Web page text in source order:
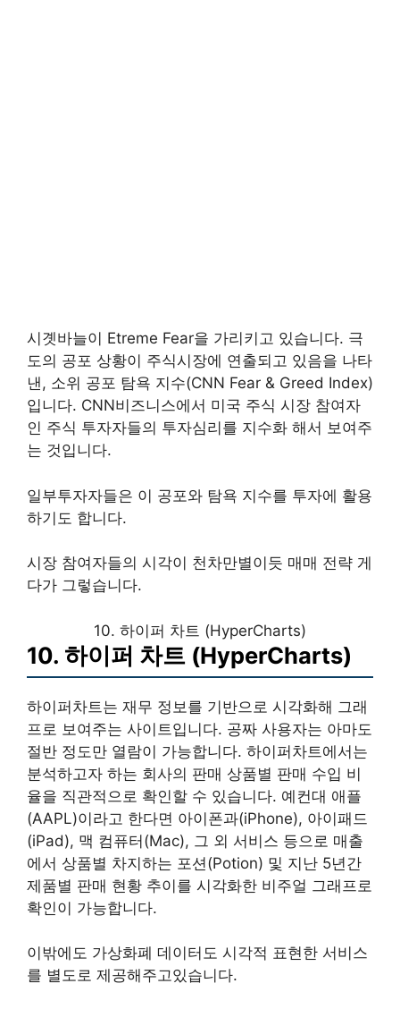
시곗바늘이 Etreme Fear을 가리키고 있습니다. 극
도의 공포 상황이 주식시장에 연출되고 있음을 나타
낸, 소위 공포 탐욕 지수(CNN Fear & Greed Index)
입니다. CNN비즈니스에서 미국 주식 시장 참여자
인 주식 투자자들의 투자심리를 지수화 해서 보여주
는 것입니다.
일부투자자들은 이 공포와 탐욕 지수를 투자에 활용
하기도 합니다.
시장 참여자들의 시각이 천차만별이듯 매매 전략 게
다가 그렇습니다.
10. 하이퍼 차트 (HyperCharts)
10. 하이퍼 차트 (HyperCharts)
하이퍼차트는 재무 정보를 기반으로 시각화해 그래
프로 보여주는 사이트입니다. 공짜 사용자는 아마도
절반 정도만 열람이 가능합니다. 하이퍼차트에서는
분석하고자 하는 회사의 판매 상품별 판매 수입 비
율을 직관적으로 확인할 수 있습니다. 예컨대 애플
(AAPL)이라고 한다면 아이폰과(iPhone), 아이패드
(iPad), 맥 컴퓨터(Mac), 그 외 서비스 등으로 매출
에서 상품별 차지하는 포션(Potion) 및 지난 5년간
제품별 판매 현황 추이를 시각화한 비주얼 그래프로
확인이 가능합니다.
이밖에도 가상화폐 데이터도 시각적 표현한 서비스
를 별도로 제공해주고있습니다.